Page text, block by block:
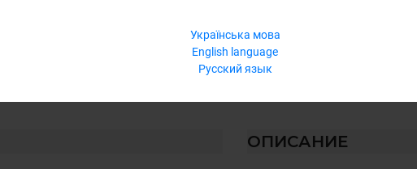
Українська мова
English language
Русский язык
ОПИСАНИЕ